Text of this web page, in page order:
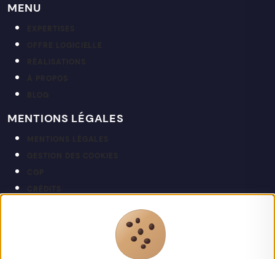
MENU
MENTIONS LÉGALES
Restez informé de nos actualités et projets.